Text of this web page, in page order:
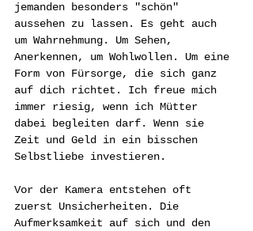
jemanden besonders "schön"
aussehen zu lassen. Es geht auch
um Wahrnehmung. Um Sehen,
Anerkennen, um Wohlwollen. Um eine
Form von Fürsorge, die sich ganz
auf dich richtet. Ich freue mich
immer riesig, wenn ich Mütter
dabei begleiten darf. Wenn sie
Zeit und Geld in ein bisschen
Selbstliebe investieren.
Vor der Kamera entstehen oft
zuerst Unsicherheiten. Die
Aufmerksamkeit auf sich und den